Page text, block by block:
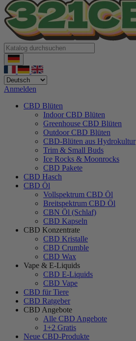
Anmelden
CBD Blüten
Indoor CBD Blüten
Greenhouse CBD Blüten
Outdoor CBD Blüten
CBD-Blüten aus Hydrokultur
Trim & Small Buds
Ice Rocks & Moonrocks
CBD Pakete
CBD Hasch
CBD Öl
Vollspektrum CBD Öl
Breitspektrum CBD Öl
CBN Öl (Schlaf)
CBD Kapseln
CBD Konzentrate
CBD Kristalle
CBD Crumble
CBD Wax
Vape & E-Liquids
CBD E-Liquids
CBD Vape
CBD für Tiere
CBD Ratgeber
CBD Angebote
Alle CBD Angebote
1+2 Gratis
Neue CBD-Produkte